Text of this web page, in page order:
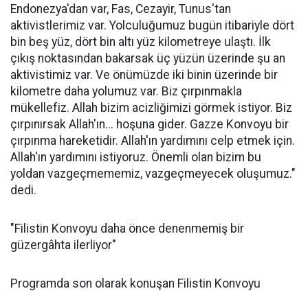
Endonezya'dan var, Fas, Cezayir, Tunus'tan
aktivistlerimiz var. Yolculuğumuz bugün itibariyle dört
bin beş yüz, dört bin altı yüz kilometreye ulaştı. İlk
çıkış noktasından bakarsak üç yüzün üzerinde şu an
aktivistimiz var. Ve önümüzde iki binin üzerinde bir
kilometre daha yolumuz var. Biz çırpınmakla
mükellefiz. Allah bizim acizliğimizi görmek istiyor. Biz
çırpınırsak Allah'ın... hoşuna gider. Gazze Konvoyu bir
çırpınma hareketidir. Allah'ın yardımını celp etmek için.
Allah'ın yardımını istiyoruz. Önemli olan bizim bu
yoldan vazgeçmememiz, vazgeçmeyecek oluşumuz."
dedi.
"Filistin Konvoyu daha önce denenmemiş bir
güzergâhta ilerliyor"
Programda son olarak konuşan Filistin Konvoyu